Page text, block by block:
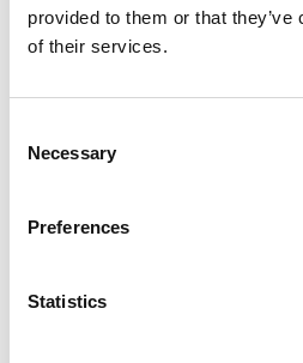
provided to them or that
of their services.
Selection
Necessary
Preferences
Statistics